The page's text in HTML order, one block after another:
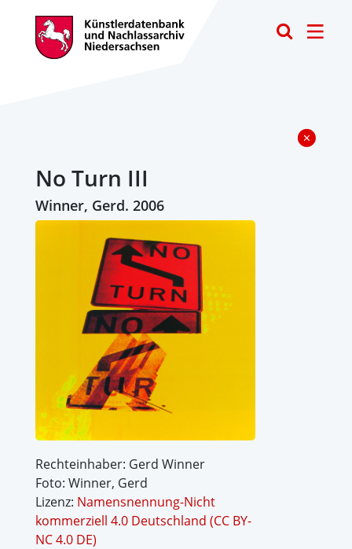
No Turn III
Winner, Gerd. 2006
Rechteinhaber: Gerd Winner
Foto: Winner, Gerd
Lizenz: Namensnennung-Nicht
kommerziell 4.0 Deutschland (CC BY-
NC 4.0 DE)